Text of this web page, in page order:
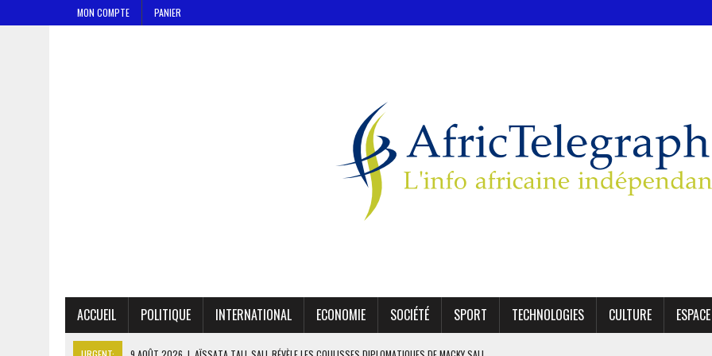
MON COMPTE PANIER
ACCUEIL POLITIQUE INTERNATIONAL ECONOMIE SOCIÉTÉ SPORT TECHNOLOGIES CULTURE